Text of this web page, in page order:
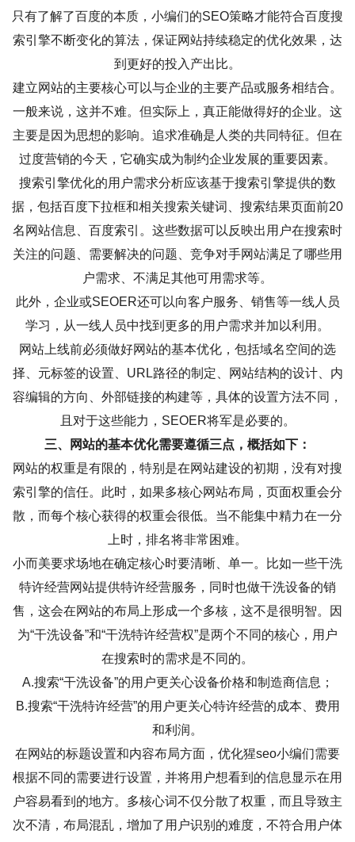
只有了解了百度的本质，小编们的SEO策略才能符合百度搜
索引擎不断变化的算法，保证网站持续稳定的优化效果，达
到更好的投入产出比。
建立网站的主要核心可以与企业的主要产品或服务相结合。
一般来说，这并不难。但实际上，真正能做得好的企业。这
主要是因为思想的影响。追求准确是人类的共同特征。但在
过度营销的今天，它确实成为制约企业发展的重要因素。
搜索引擎优化的用户需求分析应该基于搜索引擎提供的数
据，包括百度下拉框和相关搜索关键词、搜索结果页面前20
名网站信息、百度索引。这些数据可以反映出用户在搜索时
关注的问题、需要解决的问题、竞争对手网站满足了哪些用
户需求、不满足其他可用需求等。
此外，企业或SEOER还可以向客户服务、销售等一线人员
学习，从一线人员中找到更多的用户需求并加以利用。
网站上线前必须做好网站的基本优化，包括域名空间的选
择、元标签的设置、URL路径的制定、网站结构的设计、内
容编辑的方向、外部链接的构建等，具体的设置方法不同，
且对于这些能力，SEOER将军是必要的。
三、
网站的基本优化需要遵循三点，概括如下：
网站的权重是有限的，特别是在网站建设的初期，没有对搜
索引擎的信任。此时，如果多核心网站布局，页面权重会分
散，而每个核心获得的权重会很低。当不能集中精力在一分
上时，排名将非常困难。
小而美要求场地在确定核心时要清晰、单一。比如一些干洗
特许经营网站提供特许经营服务，同时也做干洗设备的销
售，这会在网站的布局上形成一个多核，这不是很明智。因
为“干洗设备”和“干洗特许经营权”是两个不同的核心，用户
在搜索时的需求是不同的。
A.搜索“干洗设备”的用户更关心设备价格和制造商信息；
B.搜索“干洗特许经营”的用户更关心特许经营的成本、费用
和利润。
在网站的标题设置和内容布局方面，优化猩seo小编们需要
根据不同的需要进行设置，并将用户想看到的信息显示在用
户容易看到的地方。多核心词不仅分散了权重，而且导致主
次不清，布局混乱，增加了用户识别的难度，不符合用户体